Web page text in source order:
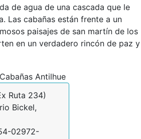
de agua de una cascada que le
Las cabañas están frente a un
paisajes de san martín de los
en un verdadero rincón de paz y
Ruta 234)
Bickel,
02972-